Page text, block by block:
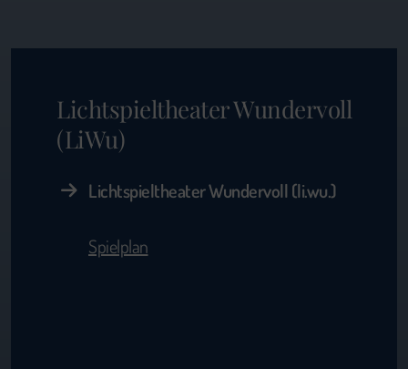
Lichtspieltheater Wundervoll
(LiWu)
Lichtspieltheater Wundervoll (li.wu.)
Spielplan